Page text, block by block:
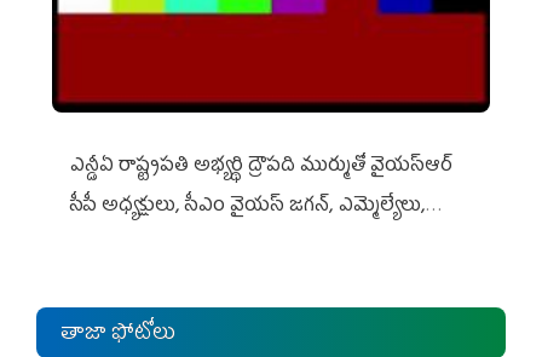
ఎన్డీఏ రాష్ట్ర‌ప‌తి అభ్య‌ర్థి ద్రౌప‌ది ముర్ముతో వైయ‌స్ఆర్
సీపీ అధ్య‌క్షులు, సీఎం వైయ‌స్ జ‌గ‌న్, ఎమ్మెల్యేలు,
తాజా ఫోటోలు